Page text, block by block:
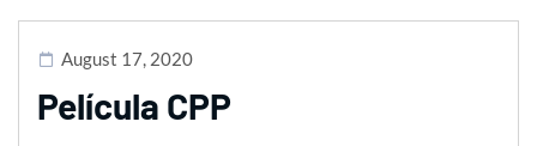
August 17, 2020
Película CPP